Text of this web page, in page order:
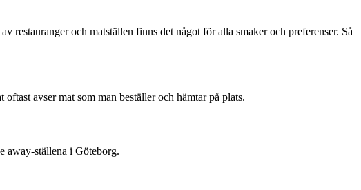
restauranger och matställen finns det något för alla smaker och preferenser. Så
avser mat som man beställer och hämtar på plats.
away-ställena i Göteborg.